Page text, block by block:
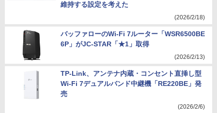
維持する設定を考えた
(2026/2/18)
バッファローのWi-Fi 7ルーター「WSR6500BE
6P」がJC-STAR「★1」取得
(2026/2/13)
TP-Link、アンテナ内蔵・コンセント直挿し型
Wi-Fi 7デュアルバンド中継機「RE220BE」発
売
(2026/2/6)